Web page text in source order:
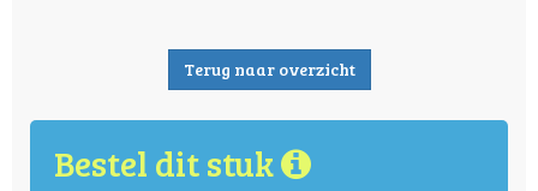
Terug naar overzicht
Bestel dit stuk